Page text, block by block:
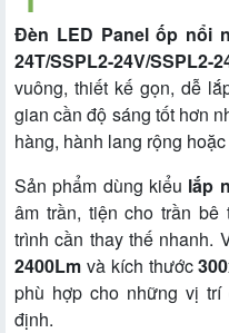
Đèn LED Panel ốp nổi
24T/SSPL2-24V/SSPL2-
vuông, thiết kế gọn, dễ
gian cần độ sáng tốt hơn
hàng, hành lang rộng
Sản phẩm dùng kiểu lắp
âm trần, tiện cho trần bê
trình cần thay thế nhanh.
2400Lm và kích thước
phù hợp cho những vị
định.